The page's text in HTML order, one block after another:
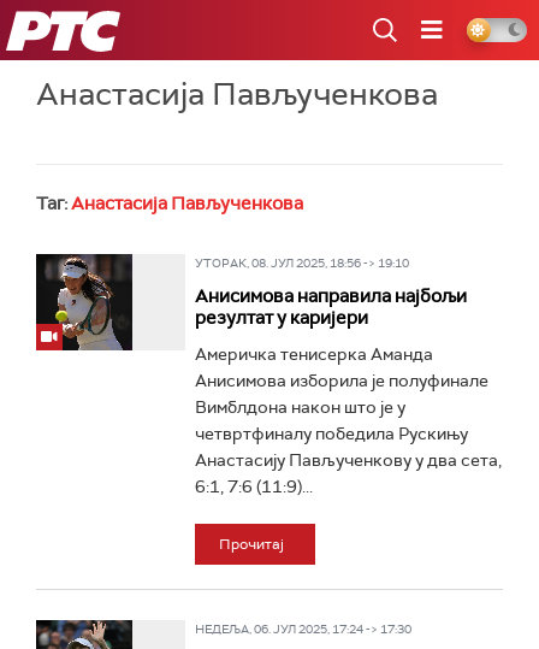
РТС
Анастасија Пављученкова
Таг:Анастасија Пављученкова
УТОРАК, 08. ЈУЛ 2025, 18:56 -> 19:10
Анисимова направила најбољи
резултат у каријери
Америчка тенисерка Аманда
Анисимова изборила је полуфинале
Вимблдона након што је у
четвртфиналу победила Рускињу
Анастасију Пављученкову у два сета,
6:1, 7:6 (11:9)...
Прочитај
НЕДЕЉА, 06. ЈУЛ 2025, 17:24 -> 17:30